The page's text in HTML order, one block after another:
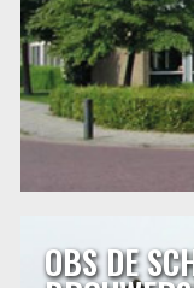
OBS DE